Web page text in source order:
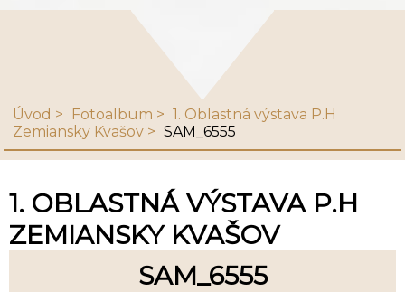
Úvod Fotoalbum
1. Oblastná výstava P.H
Zemiansky Kvašov
SAM_6555
1. OBLASTNÁ VÝSTAVA P.H
ZEMIANSKY KVAŠOV
SAM_6555